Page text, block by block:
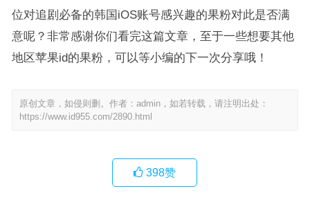
位对追剧必备的韩国iOS账号感兴趣的果粉对此是否满
意呢？非常感谢你们看完这篇文章，至于一些想要其他
地区苹果id的果粉，可以等小编的下一次分享哦！
原创文章，如侵则删。作者：admin，如若转载，请注明出处：
https://www.id955.com/2890.html
398赞